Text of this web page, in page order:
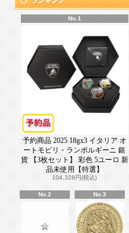
No.1
予約商品 2025 18gx3 イタリア オ
ートモビリ・ランボルギーニ 銀
貨 【3枚セット】 彩色 5ユーロ 新
品未使用【特選】
104,328円(税込)
No.2 No.3